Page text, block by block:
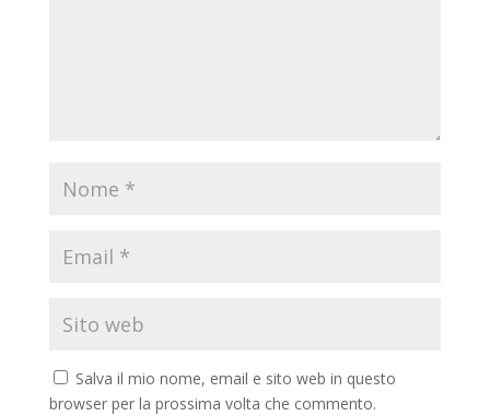
Salva il mio nome, email e sito web in questo
browser per la prossima volta che commento.